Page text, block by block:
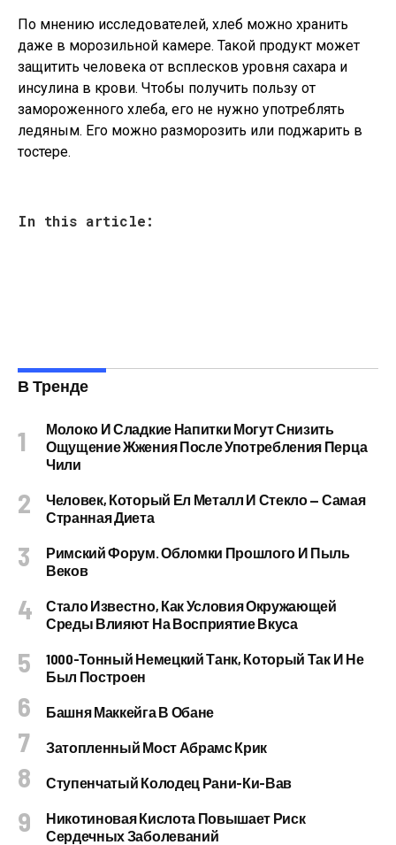
По мнению исследователей, хлеб можно хранить
даже в морозильной камере. Такой продукт может
защитить человека от всплесков уровня сахара и
инсулина в крови. Чтобы получить пользу от
замороженного хлеба, его не нужно употреблять
ледяным. Его можно разморозить или поджарить в
тостере.
In this article:
В Тренде
Молоко И Сладкие Напитки Могут Снизить
Ощущение Жжения После Употребления Перца
Чили
Человек, Который Ел Металл И Стекло — Самая
Странная Диета
Римский Форум. Обломки Прошлого И Пыль
Веков
Стало Известно, Как Условия Окружающей
Среды Влияют На Восприятие Вкуса
1000-Тонный Немецкий Танк, Который Так И Не
Был Построен
Башня Маккейга В Обане
Затопленный Мост Абрамс Крик
Ступенчатый Колодец Рани-Ки-Вав
Никотиновая Кислота Повышает Риск
Сердечных Заболеваний